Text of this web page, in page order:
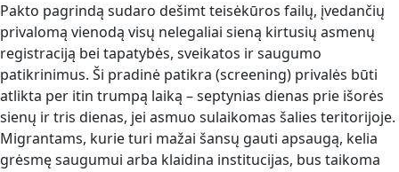
Pakto pagrindą sudaro dešimt teisėkūros failų, įvedančių
privalomą vienodą visų nelegaliai sieną kirtusių asmenų
registraciją bei tapatybės, sveikatos ir saugumo
patikrinimus. Ši pradinė patikra (screening) privalės būti
atlikta per itin trumpą laiką – septynias dienas prie išorės
sienų ir tris dienas, jei asmuo sulaikomas šalies teritorijoje.
Migrantams, kurie turi mažai šansų gauti apsaugą, kelia
grėsmę saugumui arba klaidina institucijas, bus taikoma